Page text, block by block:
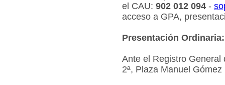
el CAU: 902 012 094 -
acceso a GPA,
Presentación Ordinaria:
Ante el Registro General
2ª, Plaza Manuel